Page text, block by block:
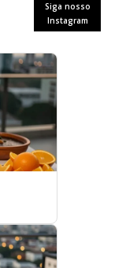
Siga nosso
Instagram